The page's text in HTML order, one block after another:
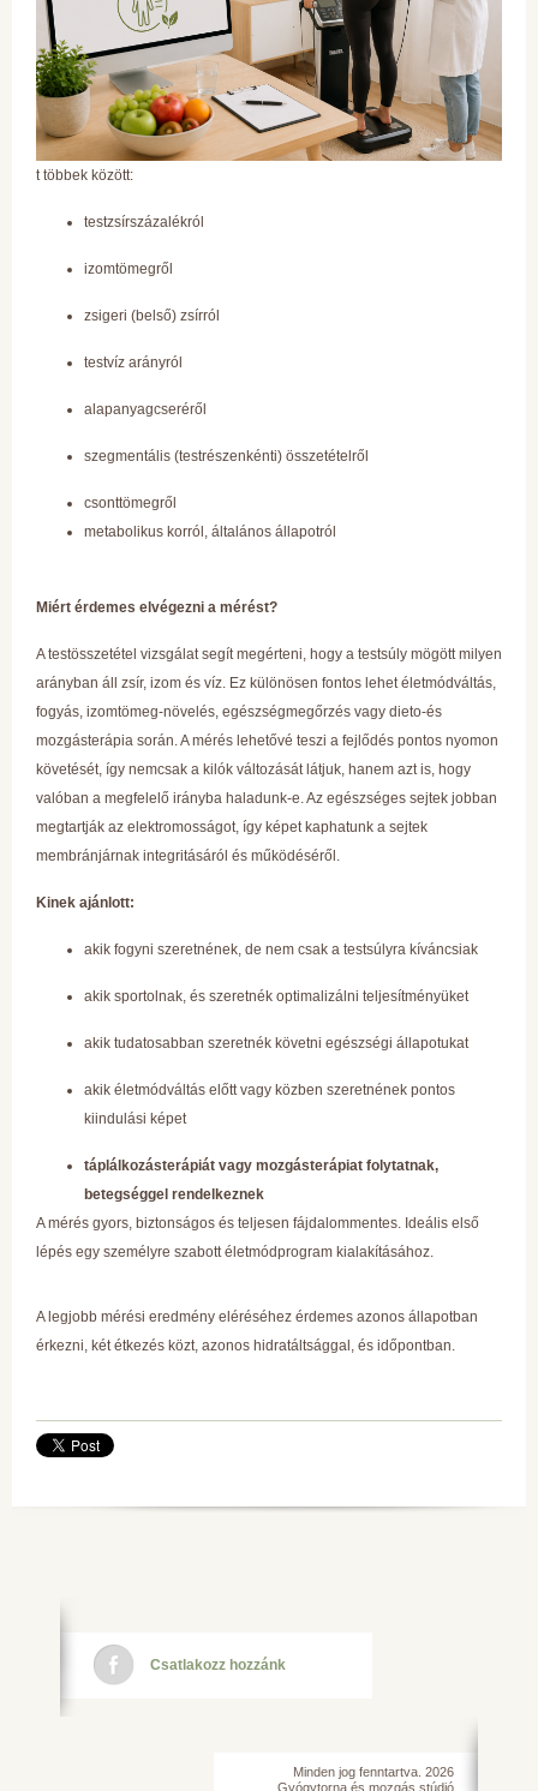
t többek között:
testzsírszázalékról
izomtömegről
zsigeri (belső) zsírról
testvíz arányról
alapanyagcseréről
szegmentális (testrészenkénti) összetételről
csonttömegről
metabolikus korról, általános állapotról
Miért érdemes elvégezni a mérést?
A testösszetétel vizsgálat segít megérteni, hogy a testsúly mögött milyen
arányban áll zsír, izom és víz. Ez különösen fontos lehet életmódváltás,
fogyás, izomtömeg-növelés, egészségmegőrzés vagy dieto-és
mozgásterápia során. A mérés lehetővé teszi a fejlődés pontos nyomon
követését, így nemcsak a kilók változását látjuk, hanem azt is, hogy
valóban a megfelelő irányba haladunk-e. Az egészséges sejtek jobban
megtartják az elektromosságot, így képet kaphatunk a sejtek
membránjárnak integritásáról és működéséről.
Kinek ajánlott:
akik fogyni szeretnének, de nem csak a testsúlyra kíváncsiak
akik sportolnak, és szeretnék optimalizálni teljesítményüket
akik tudatosabban szeretnék követni egészségi állapotukat
akik életmódváltás előtt vagy közben szeretnének pontos
kiindulási képet
táplálkozásterápiát vagy mozgásterápiat folytatnak,
betegséggel rendelkeznek
A mérés gyors, biztonságos és teljesen fájdalommentes. Ideális első
lépés egy személyre szabott életmódprogram kialakításához.
A legjobb mérési eredmény eléréséhez érdemes azonos állapotban
érkezni, két étkezés közt, azonos hidratáltsággal, és időpontban.
Csatlakozz hozzánk
Minden jog fenntartva. 2026
Gyógytorna és mozgás stúdió